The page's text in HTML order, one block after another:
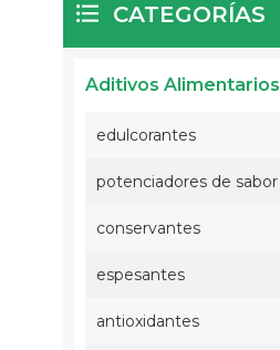
CATEGORÍAS
Aditivos Alimentarios
edulcorantes
potenciadores de sabor
conservantes
espesantes
antioxidantes